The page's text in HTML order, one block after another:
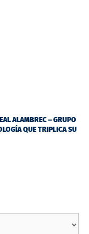
ALAMBREC – GRUPO
QUE TRIPLICA SU